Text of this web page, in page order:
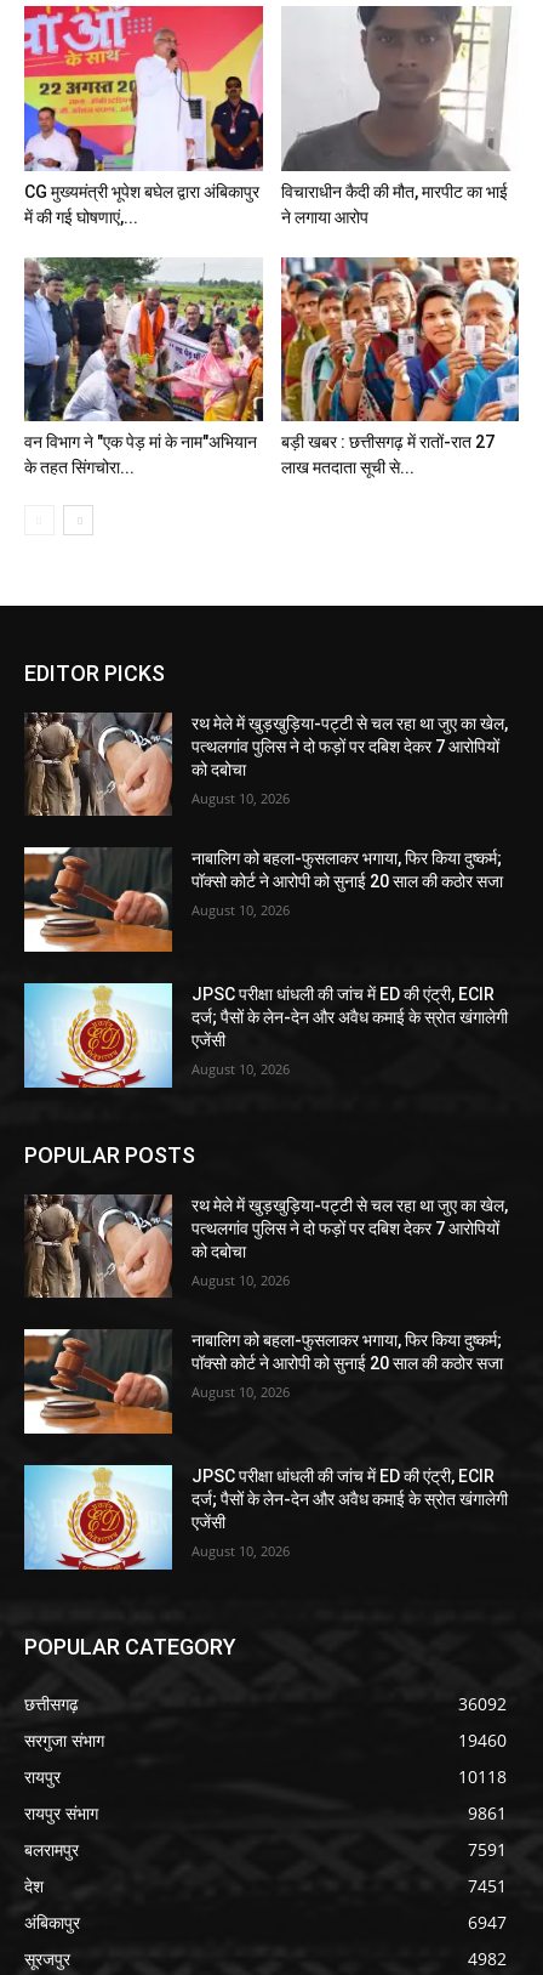
CG मुख्यमंत्री भूपेश बघेल द्वारा अंबिकापुर
में की गई घोषणाएं,...
विचाराधीन कैदी की मौत, मारपीट का भाई
ने लगाया आरोप
वन विभाग ने "एक पेड़ मां के नाम"अभियान
के तहत सिंगचोरा...
बड़ी खबर : छत्तीसगढ़ में रातों-रात 27
लाख मतदाता सूची से...
EDITOR PICKS
रथ मेले में खुड़खुड़िया-पट्टी से चल रहा था जुए का खेल,
पत्थलगांव पुलिस ने दो फड़ों पर दबिश देकर 7 आरोपियों
को दबोचा
August 10, 2026
नाबालिग को बहला-फुसलाकर भगाया, फिर किया दुष्कर्म;
पॉक्सो कोर्ट ने आरोपी को सुनाई 20 साल की कठोर सजा
August 10, 2026
JPSC परीक्षा धांधली की जांच में ED की एंट्री, ECIR
दर्ज; पैसों के लेन-देन और अवैध कमाई के स्रोत खंगालेगी
एजेंसी
August 10, 2026
POPULAR POSTS
रथ मेले में खुड़खुड़िया-पट्टी से चल रहा था जुए का खेल,
पत्थलगांव पुलिस ने दो फड़ों पर दबिश देकर 7 आरोपियों
को दबोचा
August 10, 2026
नाबालिग को बहला-फुसलाकर भगाया, फिर किया दुष्कर्म;
पॉक्सो कोर्ट ने आरोपी को सुनाई 20 साल की कठोर सजा
August 10, 2026
JPSC परीक्षा धांधली की जांच में ED की एंट्री, ECIR
दर्ज; पैसों के लेन-देन और अवैध कमाई के स्रोत खंगालेगी
एजेंसी
August 10, 2026
POPULAR CATEGORY
छत्तीसगढ़
36092
सरगुजा संभाग
19460
रायपुर
10118
रायपुर संभाग
9861
बलरामपुर
7591
देश
7451
अंबिकापुर
6947
सूरजपुर
4982